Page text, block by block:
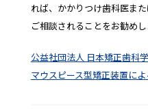
れば、かかりつけ歯科医ま
ご相談されることをお勧めし
公益社団法人 日本矯正歯科
マウスピース型矯正装置に